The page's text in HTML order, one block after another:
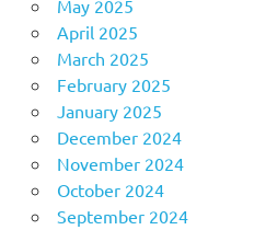
May 2025
April 2025
March 2025
February 2025
January 2025
December 2024
November 2024
October 2024
September 2024